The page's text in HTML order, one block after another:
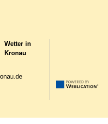
n d
Wetter in
Kronau